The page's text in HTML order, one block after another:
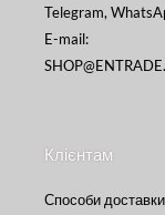
Telegram,
E-mail:
Клієнтам
Способи доставки